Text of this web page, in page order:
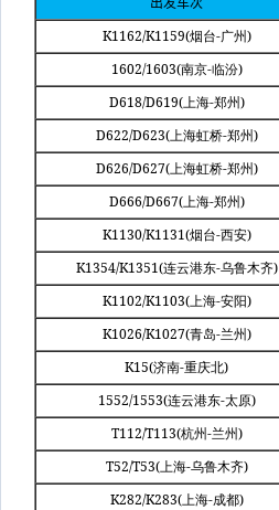
出发车次
K1162/K1159(烟台-广州)
1602/1603(南京-临汾)
D618/D619(上海-郑州)
D622/D623(上海虹桥-郑州)
D626/D627(上海虹桥-郑州)
D666/D667(上海-郑州)
K1130/K1131(烟台-西安)
K1354/K1351(连云港东-乌鲁木齐)
K1102/K1103(上海-安阳)
K1026/K1027(青岛-兰州)
K15(济南-重庆北)
1552/1553(连云港东-太原)
T112/T113(杭州-兰州)
T52/T53(上海-乌鲁木齐)
K282/K283(上海-成都)